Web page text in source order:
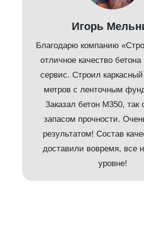
Игорь
Благодарю компанию
отличное качество
сервис. Строил
метров с ленточным
Заказал бетон М350, так
запасом прочности.
результатом! Состав
доставили вовремя, все
уровне!